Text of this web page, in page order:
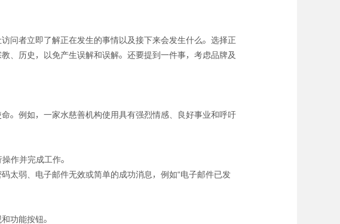
问者立即了解正在发生的事情以及接下来会发生什么。选择正
、历史，以免产生误解和误解。还要提到一件事，考虑品牌及
。例如，一家水慈善机构使用具有强烈情感、良好事业和呼吁
作并完成工作。
弱、电子邮件无效或简单的成功消息，例如“电子邮件已发
功能按钮。